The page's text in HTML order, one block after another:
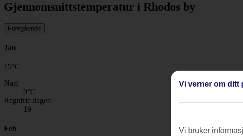
Gjennomsnittstemperatur i Rhodos by
Foregående
Jan
15°C
Natt:
9°C
Regnfrie dager:
19
Feb
Vi verner om ditt
Vi bruker